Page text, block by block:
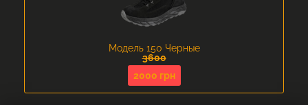
Модель 150 Черные
3600
2000 грн